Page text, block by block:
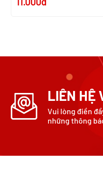
LIÊN HỆ
Vui lòng điền
những thông